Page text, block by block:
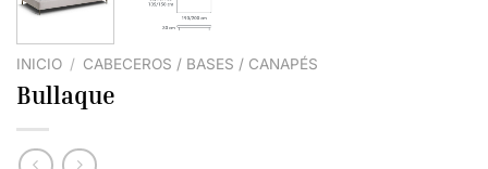
INICIO / CABECEROS / BASES / CANAPÉS
Bullaque